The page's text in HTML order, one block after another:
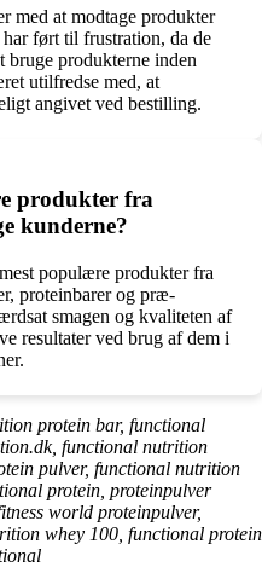
med at modtage produkter
ført til frustration, da de
produkterne inden
utilfredse med, at
angivet ved bestilling.
produkter fra
kunderne?
populære produkter fra
proteinbarer og præ-
smagen og kvaliteten af
resultater ved brug af dem i
protein bar, functional
functional nutrition
pulver, functional nutrition
protein, proteinpulver
world proteinpulver,
whey 100, functional protein